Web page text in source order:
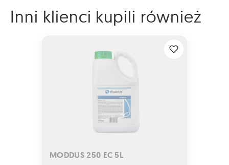
Inni klienci kupili również
MODDUS 250 EC 5L